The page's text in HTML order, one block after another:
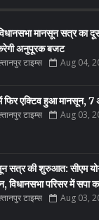
मानसून सत्र का
अनुपूरक बजट
टाइम्स Aug 04,
फिर एक्टिव हुआ मानसून,
टाइम्स Aug 03,
सत्र की शुरुआत: सीएम
विधानसभा परिसर में सपा
टाइम्स Aug 03,